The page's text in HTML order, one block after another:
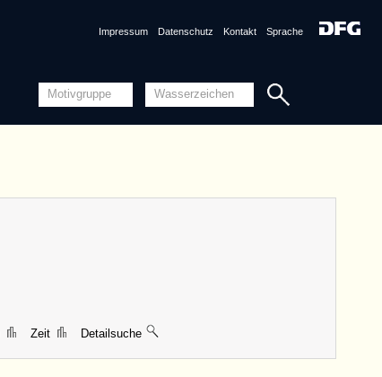
Impressum Datenschutz Kontakt Sprache
Zeit Detailsuche
Piccard-Findbücher Online
Quellensystematik